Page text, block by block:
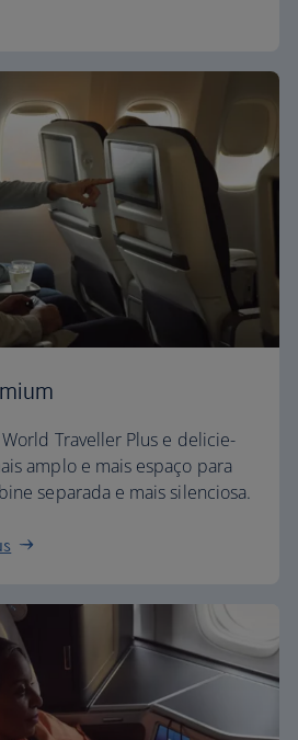
Traveller Plus e delicie-
amplo e mais espaço para
separada e mais silenciosa.